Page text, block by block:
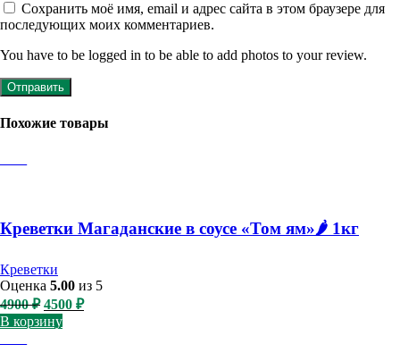
Сохранить моё имя, email и адрес сайта в этом браузере для
последующих моих комментариев.
You have to be logged in to be able to add photos to your review.
Похожие товары
Креветки Магаданские в соусе «Том ям»🌶️ 1кг
Креветки
Оценка 5.00 из 5
4900₽ Первоначальная
цена
составляла
4500 ₽Текущая
В корзину